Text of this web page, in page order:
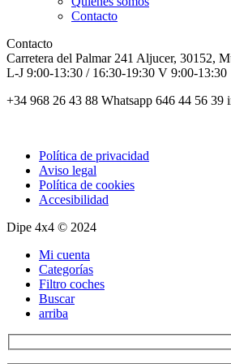
Contacto
Contacto
Carretera del Palmar 241 Aljucer, 30152,
L-J 9:00-13:30 / 16:30-19:30 V 9:00-13:30
+34 968 26 43 88 Whatsapp 646 44 56 39
Política de privacidad
Aviso legal
Política de cookies
Accesibilidad
Dipe 4x4 © 2024
Mi cuenta
Categorías
Filtro coches
Buscar
arriba